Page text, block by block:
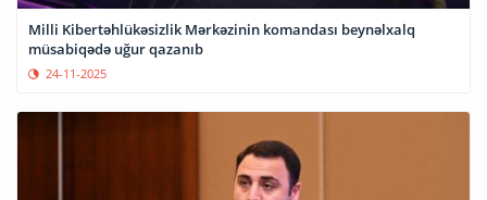
Milli Kibertəhlükəsizlik Mərkəzinin komandası beynəlxalq
müsabiqədə uğur qazanıb
24-11-2025